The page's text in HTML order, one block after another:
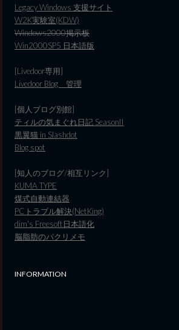
Legacy Windows 支援サイト
W2K実験室(KDW)
Windows2000掲示板
Win2000SP5 日本語版
[Livedoor専用]
Livedoor Blog 管理
[個人ブログ別館]
ティルの気まぐれ日記 SeasonII
黒翼猫 in Slashdot
Blog spot
[知人のブログ/相互リンク]
KUMA TYPE
煤式自動連結器
PCトラブル解決(NetKing)
dim's Freesoft日本語化
脳脂肪のパクリメモ
INFORMATION